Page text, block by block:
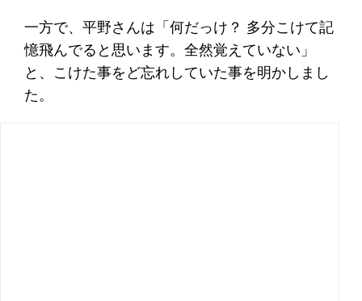
一方で、平野さんは「何だっけ？ 多分こけて記
憶飛んでると思います。全然覚えていない」
と、こけた事をど忘れしていた事を明かしまし
た。